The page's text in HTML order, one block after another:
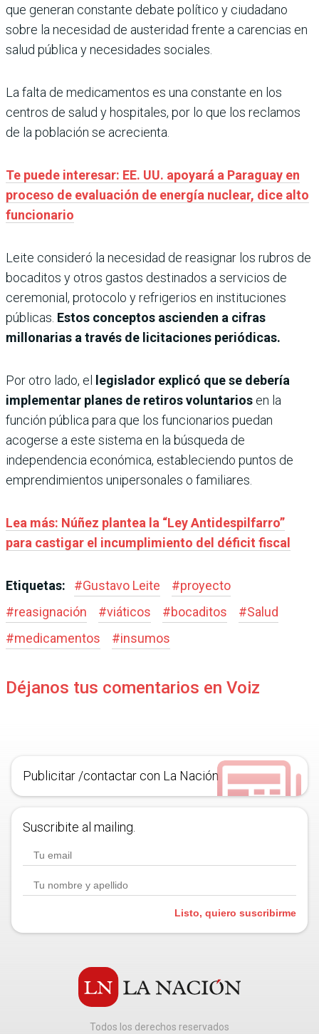
que generan constante debate político y ciudadano
sobre la necesidad de austeridad frente a carencias en
salud pública y necesidades sociales.
La falta de medicamentos es una constante en los
centros de salud y hospitales, por lo que los reclamos
de la población se acrecienta.
Te puede interesar: EE. UU. apoyará a Paraguay en
proceso de evaluación de energía nuclear, dice alto
funcionario
Leite consideró la necesidad de reasignar los rubros de
bocaditos y otros gastos destinados a servicios de
ceremonial, protocolo y refrigerios en instituciones
públicas. Estos conceptos ascienden a cifras
millonarias a través de licitaciones periódicas.
Por otro lado, el
legislador explicó que se debería
implementar planes de retiros voluntarios en la
función pública para que los funcionarios puedan
acogerse a este sistema en la búsqueda de
independencia económica, estableciendo puntos de
emprendimientos unipersonales o familiares.
Lea más: Núñez plantea la “Ley Antidespilfarro”
para castigar el incumplimiento del déficit fiscal
Etiquetas: #Gustavo Leite #proyecto
#reasignación #viáticos #bocaditos #Salud
#medicamentos #insumos
Déjanos tus comentarios en Voiz
Publicitar /contactar con La Nación
Suscribite al mailing.
Listo, quiero suscribirme
Todos los derechos reservados